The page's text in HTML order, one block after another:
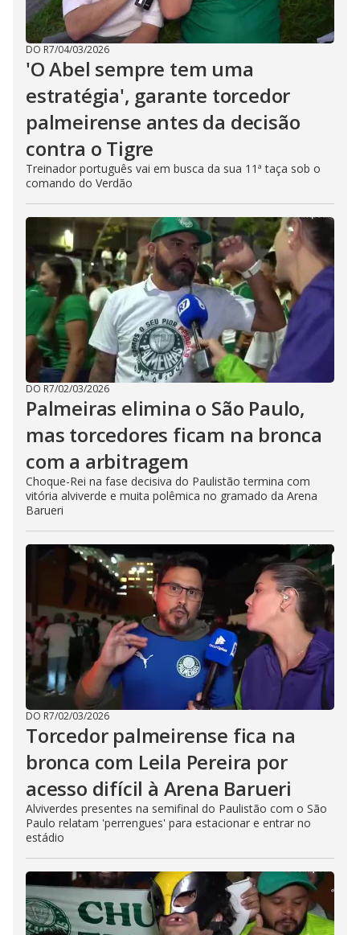
DO R7/04/03/2026
'O Abel sempre tem uma
estratégia', garante torcedor
palmeirense antes da decisão
contra o Tigre
Treinador português vai em busca da sua 11ª taça sob o
comando do Verdão
DO R7/02/03/2026
Palmeiras elimina o São Paulo,
mas torcedores ficam na bronca
com a arbitragem
Choque-Rei na fase decisiva do Paulistão termina com
vitória alviverde e muita polêmica no gramado da Arena
Barueri
DO R7/02/03/2026
Torcedor palmeirense fica na
bronca com Leila Pereira por
acesso difícil à Arena Barueri
Alviverdes presentes na semifinal do Paulistão com o São
Paulo relatam 'perrengues' para estacionar e entrar no
estádio